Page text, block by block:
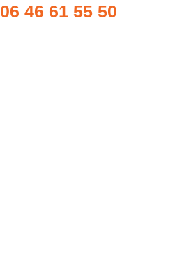
06 46 61 55 50